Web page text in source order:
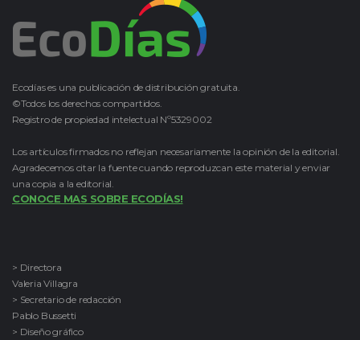
Ecodías es una publicación de distribución gratuita.
©Todos los derechos compartidos.
Registro de propiedad intelectual Nº5329002
Los artículos firmados no reflejan necesariamente la opinión de la editorial.
Agradecemos citar la fuente cuando reproduzcan este material y enviar
una copia a la editorial.
CONOCE MAS SOBRE ECODÍAS!
> Directora
Valeria Villagra
> Secretario de redacción
Pablo Bussetti
> Diseño gráfico